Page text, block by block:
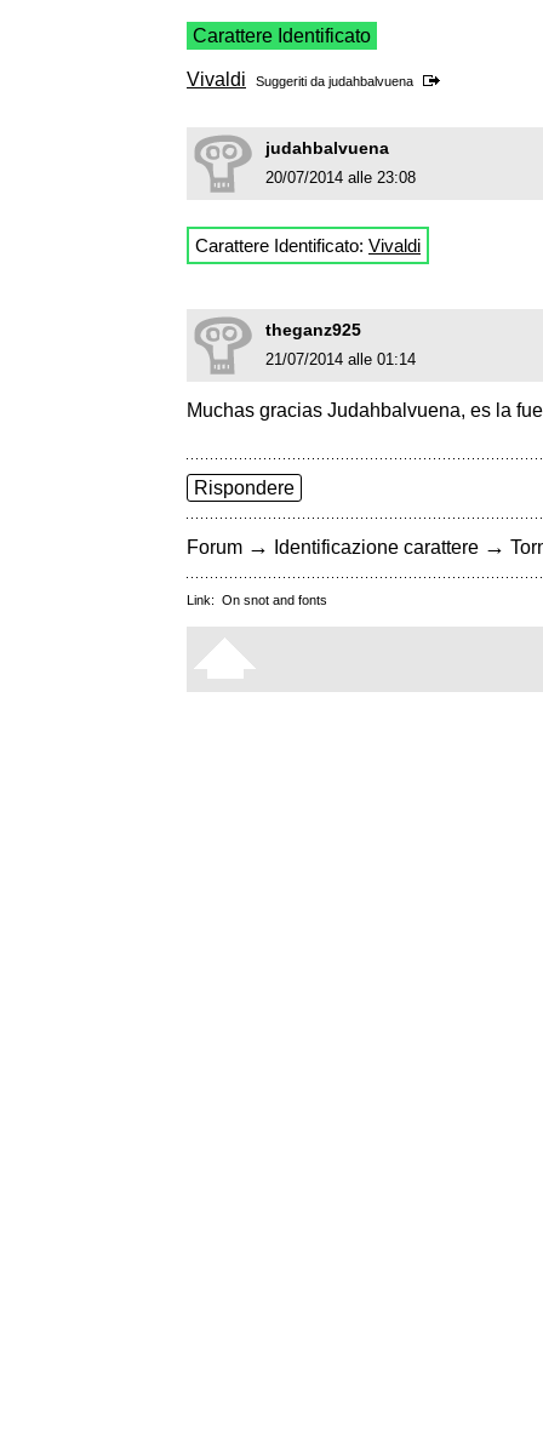
Carattere Identificato
Vivaldi Suggeriti da judahbalvuena
judahbalvuena
20/07/2014 alle 23:08
Carattere Identificato: Vivaldi
theganz925
21/07/2014 alle 01:14
Muchas gracias Judahbalvuena, es la
Rispondere
Forum → Identificazione carattere →
Link: On snot and fonts